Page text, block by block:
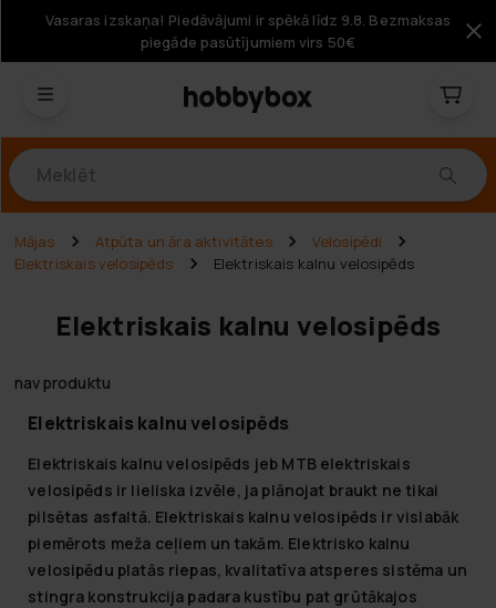
Vasaras izskaņa! Piedāvājumi ir spēkā līdz 9.8. Bezmaksas
piegāde pasūtījumiem virs 50€
Mājas Atpūta un āra aktivitātes
Velosipēdi
Elektriskais velosipēds
Elektriskais kalnu velosipēds
Elektriskais kalnu velosipēds
nav produktu
Elektriskais kalnu velosipēds
Elektriskais kalnu velosipēds jeb MTB elektriskais
velosipēds ir lieliska izvēle, ja plānojat braukt ne tikai
pilsētas asfaltā. Elektriskais kalnu velosipēds ir vislabāk
piemērots meža ceļiem un takām. Elektrisko kalnu
velosipēdu platās riepas, kvalitatīva atsperes sistēma un
stingra konstrukcija padara kustību pat grūtākajos